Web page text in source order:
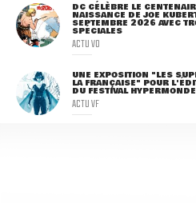
DC CÉLÈBRE LE
NAISSANCE DE JOE
SEPTEMBRE 2026 AVEC
SPÉCIALES
ACTU VO
UNE EXPOSITION "LES
LA FRANÇAISE" POUR
DU FESTIVAL
ACTU VF